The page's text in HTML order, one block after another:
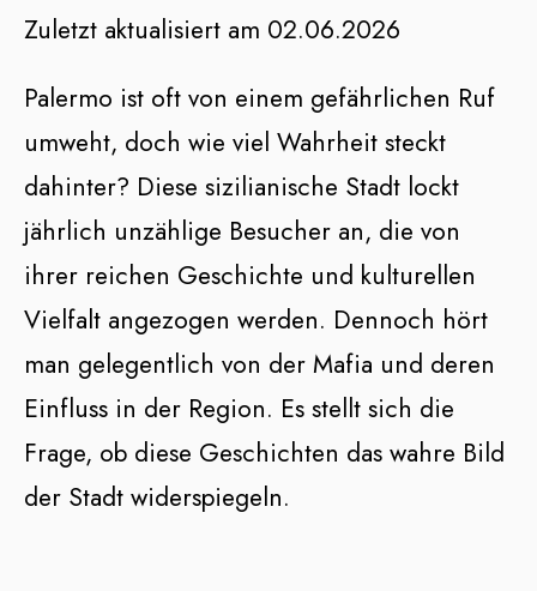
Zuletzt aktualisiert am 02.06.2026
Palermo ist oft von einem gefährlichen Ruf
umweht, doch wie viel Wahrheit steckt
dahinter? Diese sizilianische Stadt lockt
jährlich unzählige Besucher an, die von
ihrer reichen Geschichte und kulturellen
Vielfalt angezogen werden. Dennoch hört
man gelegentlich von der Mafia und deren
Einfluss in der Region. Es stellt sich die
Frage, ob diese Geschichten das wahre Bild
der Stadt widerspiegeln.